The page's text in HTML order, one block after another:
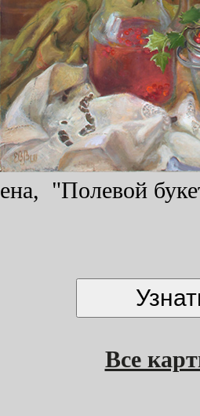
"Полевой
Все